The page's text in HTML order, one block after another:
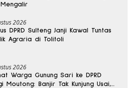
2026
DPRD Sulteng Janji Kawal Tuntas
Agraria di Tolitoli
2026
Warga Gunung Sari ke DPRD
Moutong: Banjir Tak Kunjung Usai,